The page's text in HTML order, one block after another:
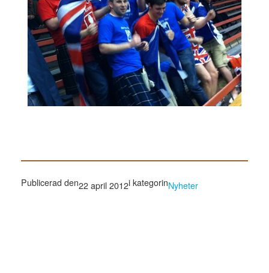
Publicerad den22 april 2012i kategorinNyheter